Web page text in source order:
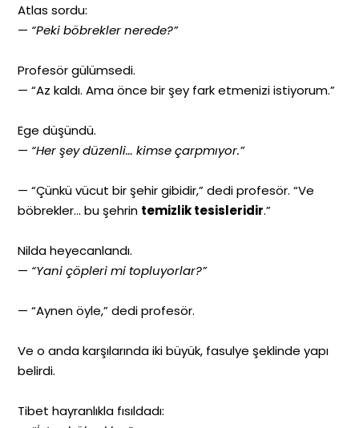
Atlas sordu:
— “Peki böbrekler nerede?”
Profesör gülümsedi.
— “Az kaldı. Ama önce bir şey fark etmenizi istiyorum.”
Ege düşündü.
— “Her şey düzenli… kimse çarpmıyor.”
— “Çünkü vücut bir şehir gibidir,” dedi profesör. “Ve
böbrekler… bu şehrin temizlik tesisleridir.”
Nilda heyecanlandı.
— “Yani çöpleri mi topluyorlar?”
— “Aynen öyle,” dedi profesör.
Ve o anda karşılarında iki büyük, fasulye şeklinde yapı
belirdi.
Tibet hayranlıkla fısıldadı: